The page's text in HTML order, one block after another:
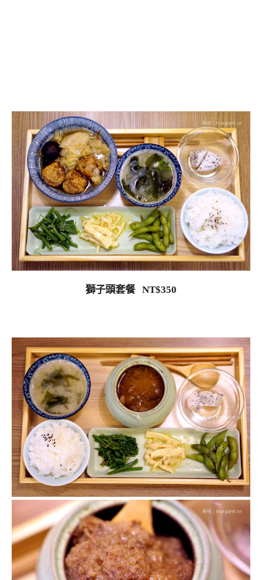
獅子頭套餐 NT$350